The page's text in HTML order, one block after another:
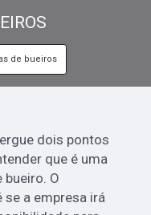
de bueiros
dois pontos
que é uma
bueiro. O
a empresa irá